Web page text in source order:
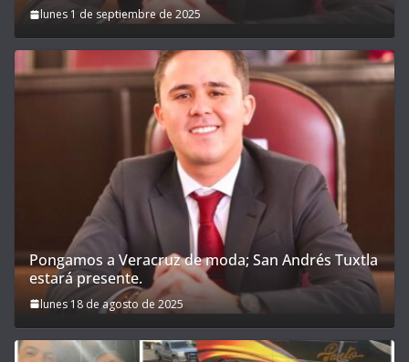
lunes 1 de septiembre de 2025
Pongamos a Veracruz de moda; San Andrés Tuxtla
estará presente.
lunes 18 de agosto de 2025